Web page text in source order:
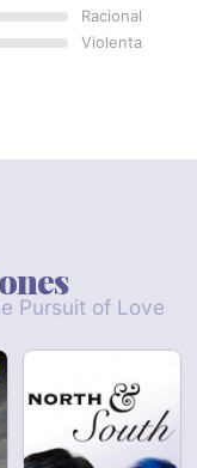
Racional
Violenta
Pursuit of Love